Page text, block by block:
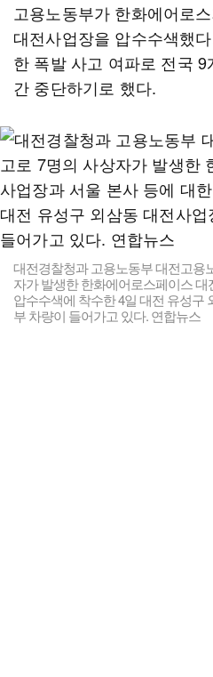
고용노동부가 한화에어로
대전사업장을 압수수색했
한 폭발 사고 여파로 전국
간 중단하기로 했다.
대전경찰청과 고용노동부 대전고용
자가 발생한 한화에어로스페이스
압수수색에 착수한 4일 대전 유성구
부 차량이 들어가고 있다. 연합뉴스